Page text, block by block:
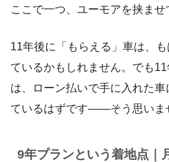
ここで一つ、ユーモアを挟ませ
11年後に「もらえる」車は、
ているかもしれません。でも
は、ローン払いで手に入れた
ているはずです――そう思いま
9年プランという着地点｜